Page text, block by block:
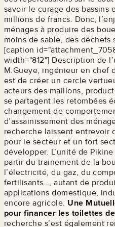
savoir le curage des
millions de francs. Donc,
ménages à produire des
moins de sable, des
[caption
width="812"] Description de
M.Gueye, ingénieur en chef
est de créer un cercle
acteurs des maillons,
se partagent les retombées
changement de
d’assainissement des
recherche laissent entrevoir
pour le secteur et un fort
développer. L’unité de
partir du trainement de la
l’électricité, du gaz, du
fertilisants…, autant de
applications domestique,
encore agricole. Une
pour financer les toilettes
recherche s’est également